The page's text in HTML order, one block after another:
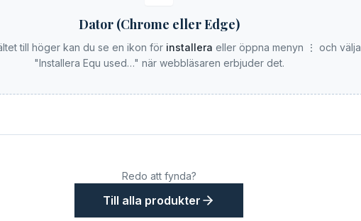
Dator (Chrome eller Edge)
till höger kan du se en ikon för installera eller öppna menyn ⋮ och välja
"Installera Equ used…" när webbläsaren erbjuder det.
Redo att fynda?
Till alla produkter